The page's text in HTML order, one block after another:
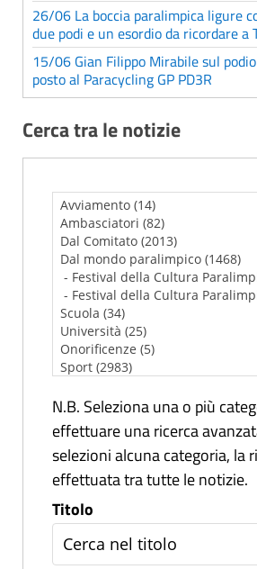
26/06 La boccia paralimpica ligure
due podi e un esordio da ricordare a
15/06 Gian Filippo Mirabile sul
posto al Paracycling GP PD3R
Cerca tra le notizie
N.B. Seleziona una o più
effettuare una ricerca
selezioni alcuna categoria, la
effettuata tra tutte le notizie.
Titolo